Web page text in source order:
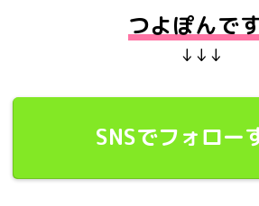
つよぽんで
↓↓↓
SNSでフォロー